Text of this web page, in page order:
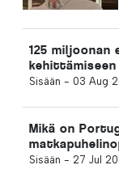
125 miljoonan
kehittämiseen
Sisään - 03 Aug
Mikä on
Sisään - 27 Jul